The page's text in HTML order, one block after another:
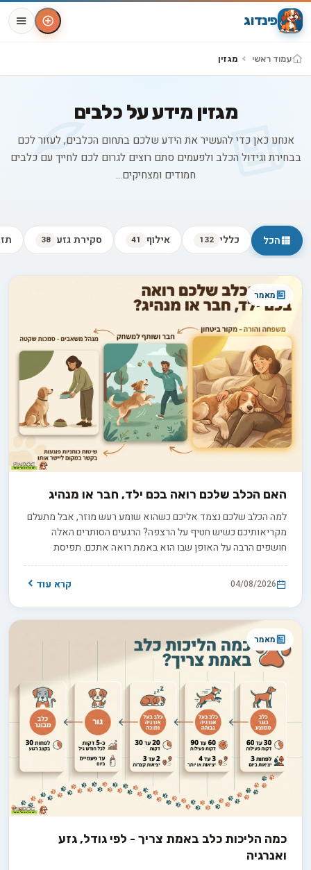
פינדוג
עמוד ראשי מגזין
מגזין מידע על כלבים
אנחנו כאן כדי להעשיר את הידע שלכם בתחום הכלבים, לעזור לכם
בבחירת וגידול הכלב ולפעמים סתם רוצים לגרום לכם לחייך עם כלבים
חמודים ומצחיקים...
הכל כללי 132 אילוף 41 סקירת גזע 38
כל המאמרים
מאמר
האם הכלב שלכם רואה בכם ילד, חבר או מנהיג
למה הכלב שלכם נצמד אליכם כשהוא שומע רעש מוזר, אבל מתעלם
מקריאותיכם כשיש חטיף על הרצפה? הרגעים הסותרים האלה
חושפים הרבה על האופן שבו הוא באמת רואה אתכם. תפיסת
האלפא הישנה, שראתה בכלב יריב הנלחם על מקום ראשון בלהקה,
אינה תואמת את ההבנה המדעית העדכנית. בפועל, אתם ממלאים
עבורו כמה תפקידים במקביל: חבר תומך, הורה מגונן או מנהיג שקט
ובוטח. זיהוי התפקיד הדומיננטי במערכת היחסים שלכם הוא המפתח
להבין למה הוא מתנהג כפי שהוא מתנהג.
04/08/2026 קרא עוד
מאמר
כמה הליכות כלב באמת צריך - לפי גודל, גזע
ואנרגיה